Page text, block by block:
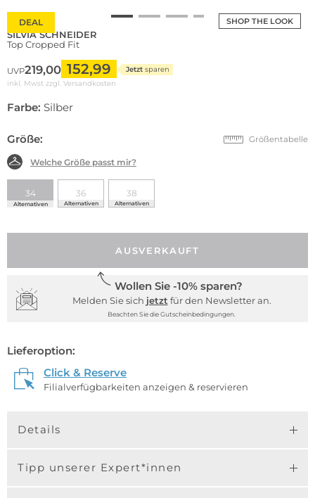
SHOP THE LOOK
DEAL
SILVIA SCHNEIDER
Top Cropped Fit
UVP219,00 152,99 Jetzt sparen
inkl. Mwst zzgl. Versandkosten
Farbe: Silber
Größe: Größentabelle
Welche Größe passt mir?
34
Alternativen
36
Alternativen
38
Alternativen
AUSVERKAUFT
Wollen Sie -10% sparen?
Melden Sie sich jetzt für den Newsletter an.
Beachten Sie die Gutscheinbedingungen.
Lieferoption:
Click & Reserve
Filialverfügbarkeiten anzeigen & reservieren
Details
Tipp unserer Expert*innen